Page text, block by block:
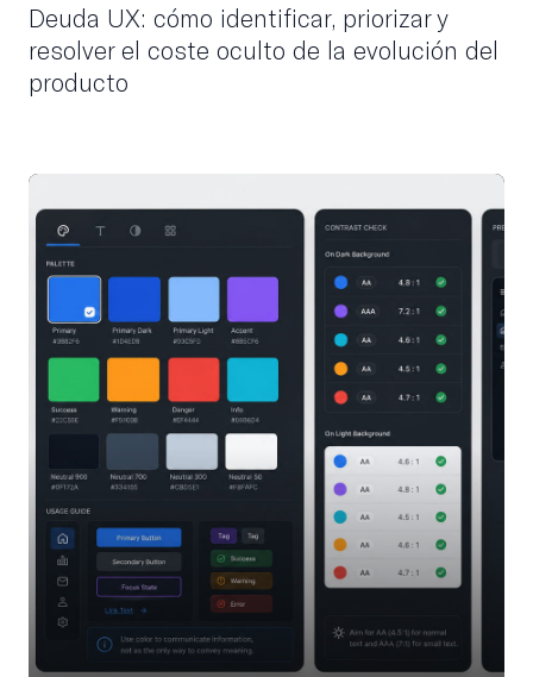
Deuda UX: cómo identificar, priorizar y
resolver el coste oculto de la evolución del
producto